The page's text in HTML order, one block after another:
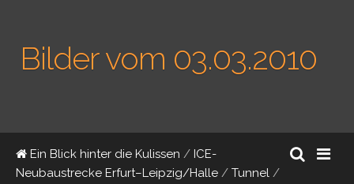
Bilder vom 03.03.2010
Ein Blick hinter die Kulissen / ICE-
Neubaustrecke Erfurt–Leipzig/Halle / Tunnel /